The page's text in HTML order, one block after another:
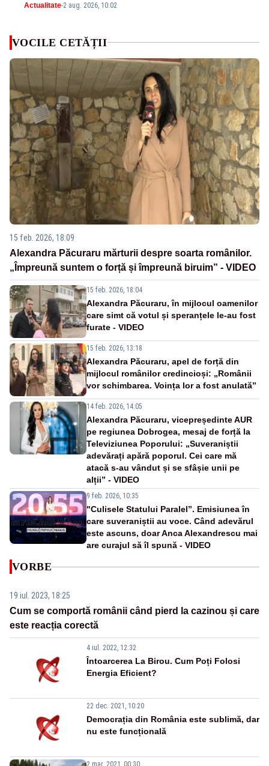
Actualitate-2 aug. 2026, 10:02
VOCILE CETĂȚII
15 feb. 2026, 18:09
Alexandra Păcuraru mărturii despre soarta românilor.
„Împreună suntem o forță și împreună biruim” - VIDEO
15 feb. 2026, 18:04
Alexandra Păcuraru, în mijlocul oamenilor
care simt că votul și speranțele le-au fost
furate - VIDEO
15 feb. 2026, 13:18
Alexandra Păcuraru, apel de forță din
mijlocul românilor credincioși: „Românii
vor schimbarea. Voința lor a fost anulată”
14 feb. 2026, 14:05
Alexandra Păcuraru, vicepreședinte AUR
pe regiunea Dobrogea, mesaj de forță la
Televiziunea Poporului: „Suveraniștii
adevărați apără poporul. Cei care mă
atacă s-au vândut și se sfâșie unii pe
alții” - VIDEO
9 feb. 2026, 10:35
"Culisele Statului Paralel”. Emisiunea în
care suveraniștii au voce. Când adevărul
este ascuns, doar Anca Alexandrescu mai
are curajul să îl spună - VIDEO
VORBE
19 iul. 2023, 18:25
Cum se comportă românii când pierd la cazinou și care
este reacția corectă
4 iul. 2022, 12:32
Întoarcerea La Birou. Cum Poți Folosi
Energia Eficient?
22 dec. 2021, 10:20
Democrația din România este sublimă, dar
nu este funcțională
2 mar. 2021, 00:30